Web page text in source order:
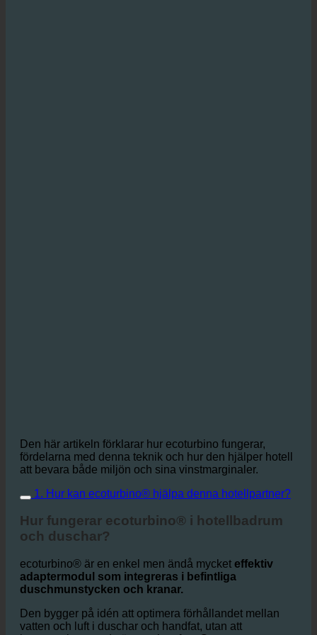
Den här artikeln förklarar hur ecoturbino fungerar,
fördelarna med denna teknik och hur den hjälper hotell
1. Hur kan ecoturbino® hjälpa denna hotellpartner?
Hur fungerar ecoturbino® i hotellbadrum
och duschar?
ecoturbino® är en enkel men ändå mycket
adaptermodul som integreras i befintliga
duschmunstycken och kranar.